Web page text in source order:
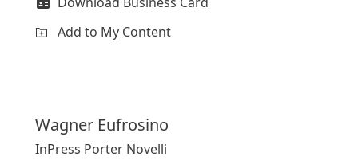
Add to My Content
Wagner Eufrosino
InPress Porter Novelli